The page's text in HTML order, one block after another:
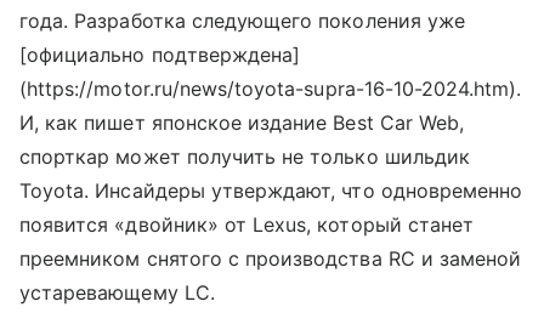
года. Разработка следующего поколения уже
[официально подтверждена]
(https://motor.ru/news/toyota-supra-16-10-2024.htm).
И, как пишет японское издание Best Car Web,
спорткар может получить не только шильдик
Toyota. Инсайдеры утверждают, что одновременно
появится «двойник» от Lexus, который станет
преемником снятого с производства RC и заменой
устаревающему LC.